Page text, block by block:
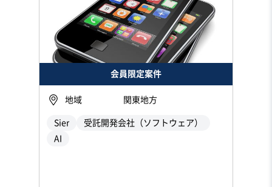
会員限定案件
地域 関東地方
Sier
受託開発会社（ソフトウェア）
AI